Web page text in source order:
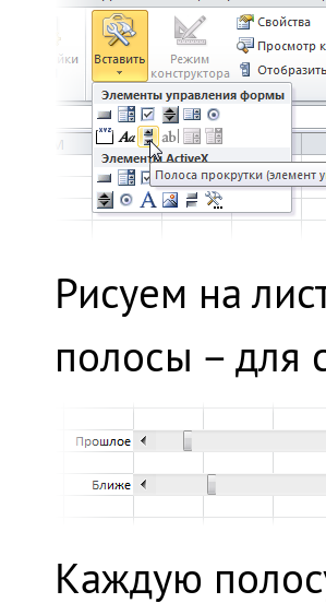
Рисуем на
полосы – для
Каждую